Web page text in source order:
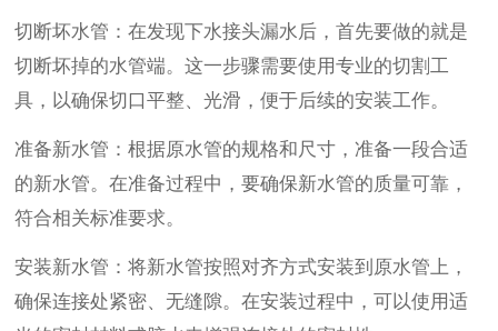
切断坏水管：在发现下水接头漏水后，首先要做的就是
切断坏掉的水管端。这一步骤需要使用专业的切割工
具，以确保切口平整、光滑，便于后续的安装工作。
准备新水管：根据原水管的规格和尺寸，准备一段合适
的新水管。在准备过程中，要确保新水管的质量可靠，
符合相关标准要求。
安装新水管：将新水管按照对齐方式安装到原水管上，
确保连接处紧密、无缝隙。在安装过程中，可以使用适